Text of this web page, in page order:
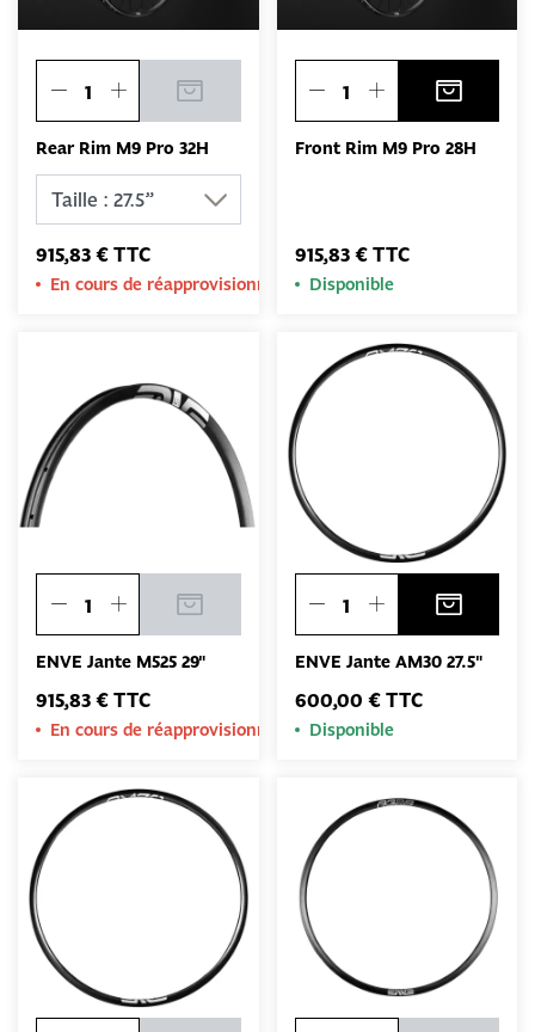
Rear Rim M9 Pro 32H
915,83 € TTC
En cours de réapprovisionnement
Front Rim M9 Pro 28H
915,83 € TTC
Disponible
ENVE Jante M525 29"
915,83 € TTC
En cours de réapprovisionnement
ENVE Jante AM30 27.5"
600,00 € TTC
Disponible